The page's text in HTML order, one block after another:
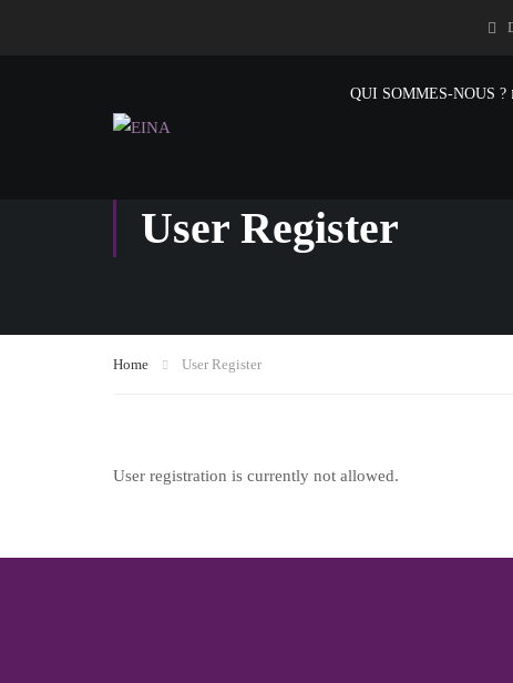
QUI SOMMES-NOUS ?
User Register
Home User Register
User registration is currently not allowed.